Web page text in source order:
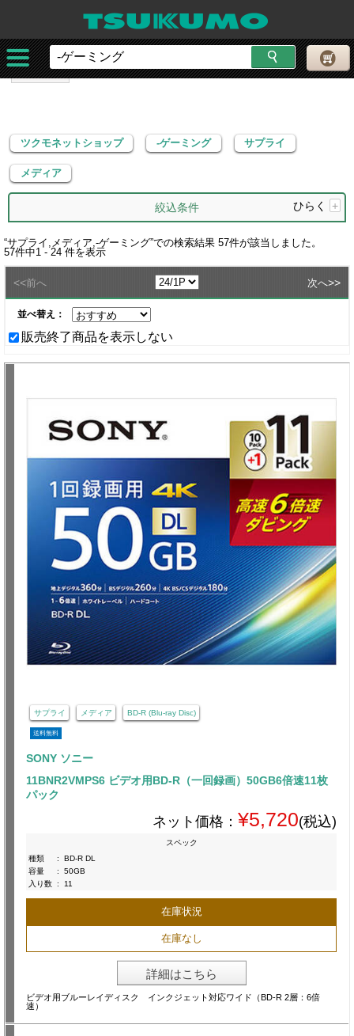
ツクモネットショップ
サプライ
メディア
ツクモネットショップ -ゲーミング サプライ
メディア
絞込条件 ひらく +
“サプライ,メディア,-ゲーミング”での検索結果 57件が該当しました。
57件中1 - 24 件を表示
<<前へ 次へ>>
並べ替え：
販売終了商品を表示しない
サプライ メディア BD-R (Blu-ray Disc)
送料無料
SONY ソニー
11BNR2VMPS6 ビデオ用BD-R（一回録画）50GB6倍速11枚
パック
ネット価格： ¥5,720(税込)
スペック
種類
:
BD-R DL
容量
:
50GB
入り数 : 11
在庫状況
在庫なし
詳細はこちら
ビデオ用ブルーレイディスク インクジェット対応ワイド（BD-R 2層：6倍
速）